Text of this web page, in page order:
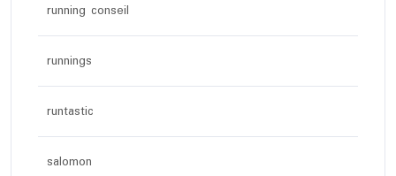
running conseil
runnings
runtastic
salomon